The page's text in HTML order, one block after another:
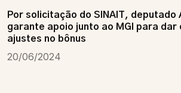
Por solicitação do SINAIT, deputado
garante apoio junto ao MGI para dar
ajustes no bônus
20/06/2024